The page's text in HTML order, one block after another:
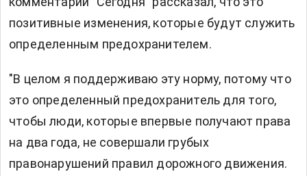
позитивные изменения, которые будут служить
определенным предохранителем.
"В целом я поддерживаю эту норму, потому что
это определенный предохранитель для того,
чтобы люди, которые впервые получают права
на два года, не совершали грубых
правонарушений правил дорожного движения.